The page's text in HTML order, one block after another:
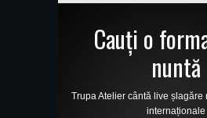
Cauți o
nuntă
Trupa Atelier cântă live șlagăre
internaționale